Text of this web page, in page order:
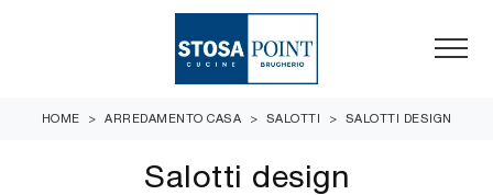
HOME > ARREDAMENTO CASA > SALOTTI > SALOTTI DESIGN
Salotti design